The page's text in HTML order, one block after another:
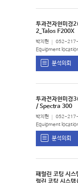
투과전자현미경
2_Talos F200X
박지현 052-
Equipment
분석의뢰
투과전자현미경
/ Spectra 300
박지현 052-
Equipment
분석의뢰
패럴린 코팅 시
럴린 코팅 시스